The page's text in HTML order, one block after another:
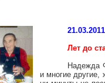
21.03.2011
Лет до
Надежда
и многие другие,